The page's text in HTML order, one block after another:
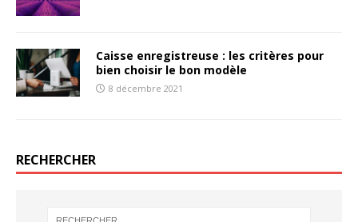
Caisse enregistreuse : les critères pour
bien choisir le bon modèle
8 décembre 2021
RECHERCHER